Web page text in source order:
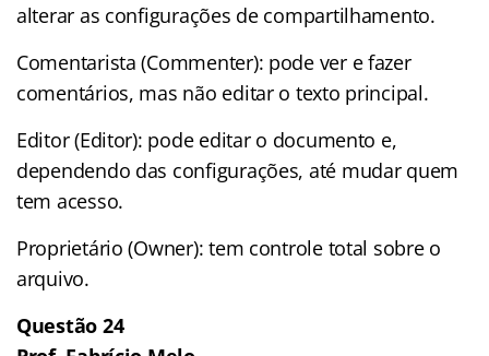
alterar as configurações de compartilhamento.
Comentarista (Commenter): pode ver e fazer
comentários, mas não editar o texto principal.
Editor (Editor): pode editar o documento e,
dependendo das configurações, até mudar quem
tem acesso.
Proprietário (Owner): tem controle total sobre o
arquivo.
Questão 24